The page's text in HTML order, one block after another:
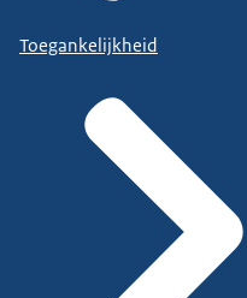
Toegankelijkheid